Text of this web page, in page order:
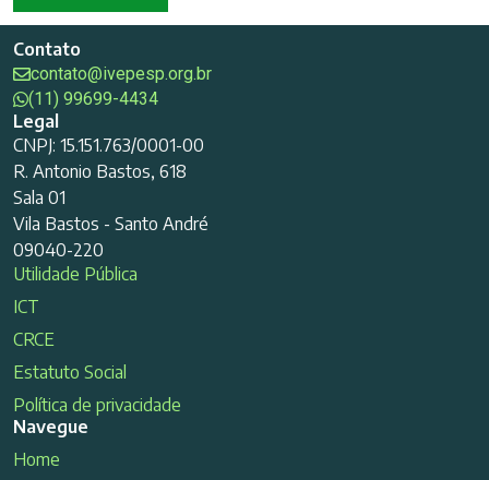
Contato
contato@ivepesp.org.br
(11) 99699-4434
Legal
CNPJ: 15.151.763/0001-00
R. Antonio Bastos, 618
Sala 01
Vila Bastos - Santo André
09040-220
Utilidade Pública
ICT
CRCE
Estatuto Social
Política de privacidade
Navegue
Home